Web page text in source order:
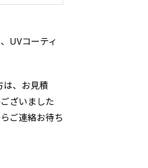
UVコーティ
は、お見積
ざいました
ご連絡お待ち